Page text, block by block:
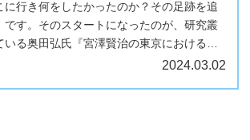
行き何をしたかったのか？その足跡を追
です。そのスタートになったのが、研究叢
る奥田弘氏『宮澤賢治の東京における足
問した場所も再訪し...
2024.03.02